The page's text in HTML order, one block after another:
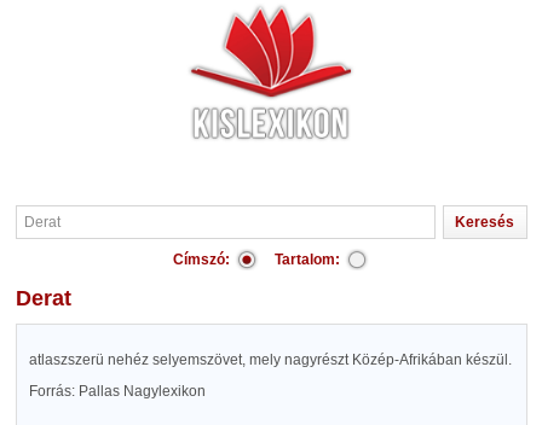
Címszó: Tartalom:
Derat
atlaszszerü nehéz selyemszövet, mely nagyrészt Közép-Afrikában készül.
Forrás: Pallas Nagylexikon